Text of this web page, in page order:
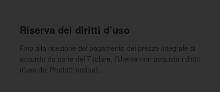
Riserva dei diritti d’uso
Fino alla ricezione del pagamento del prezzo integrale di
acquisto da parte del Titolare, l’Utente non acquista i diritti
d’uso dei Prodotti ordinati.